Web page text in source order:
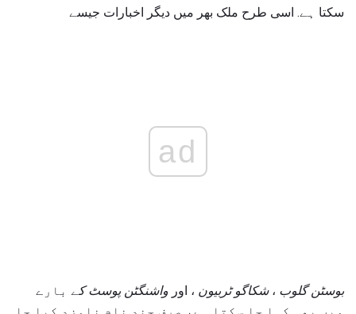
سکتا ہے. اسی طرح ملک بھر میں دیگر اخبارات جیسے
ad
بوسٹن گلوب ،شکاگو ٹربیون ، اور واشنگٹن پوسٹ کے بارے
میں بھی کہا جا سکتا ہے، صرف چند نام نامزد کیا جا